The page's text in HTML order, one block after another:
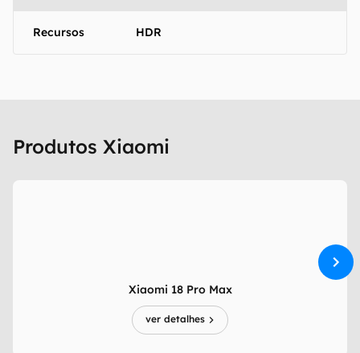
Recursos HDR
Produtos Xiaomi
Xiaomi 18 Pro Max
ver detalhes